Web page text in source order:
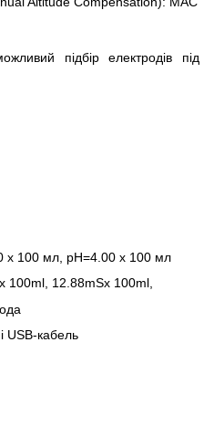
підбір електродів під
х 100 мл, рН=4.00 х 100 мл
100ml, 12.88mSx 100ml,
USB-кабель